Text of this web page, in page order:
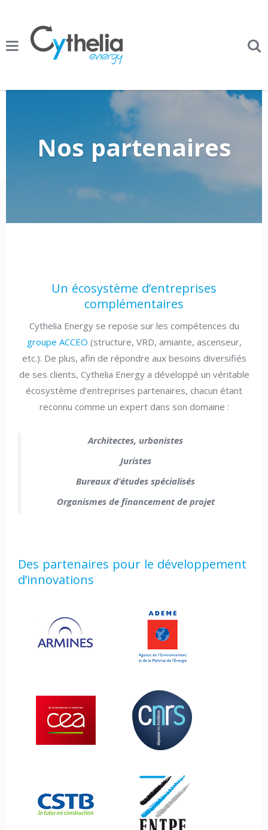
Nos partenaires
Un écosystème d’entreprises
complémentaires
Cythelia Energy se repose sur les compétences du
groupe ACCEO (structure, VRD, amiante, ascenseur,
etc.). De plus, afin de répondre aux besoins diversifiés
de ses clients, Cythelia Energy a développé un véritable
écosystème d’entreprises partenaires, chacun étant
reconnu comme un expert dans son domaine :
Architectes, urbanistes
Juristes
Bureaux d’études spécialisés
Organismes de financement de projet
Des partenaires pour le développement
d’innovations